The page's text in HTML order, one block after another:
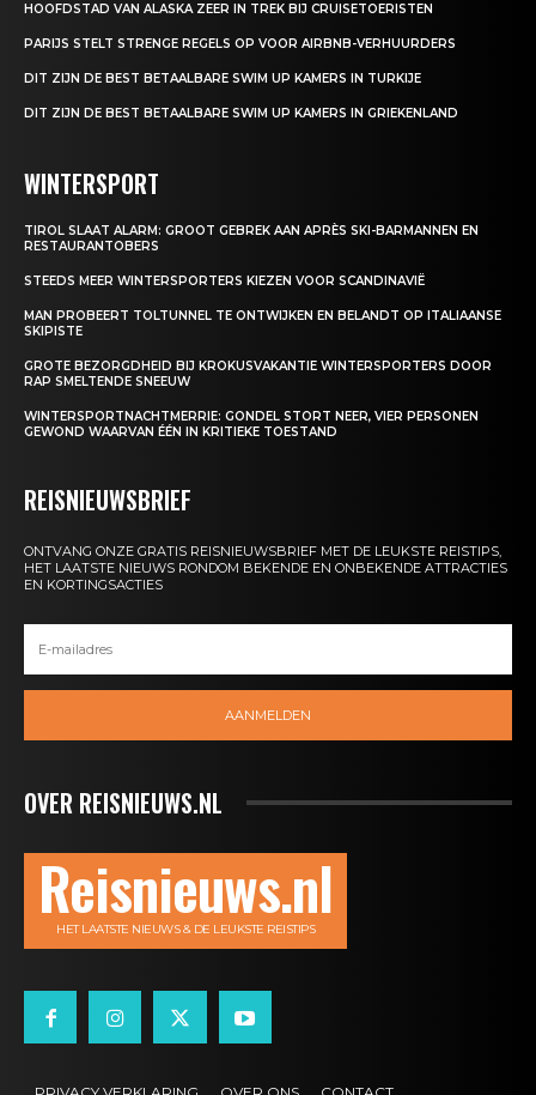
HOOFDSTAD VAN ALASKA ZEER IN TREK BIJ CRUISETOERISTEN
PARIJS STELT STRENGE REGELS OP VOOR AIRBNB-VERHUURDERS
DIT ZIJN DE BEST BETAALBARE SWIM UP KAMERS IN TURKIJE
DIT ZIJN DE BEST BETAALBARE SWIM UP KAMERS IN GRIEKENLAND
WINTERSPORT
TIROL SLAAT ALARM: GROOT GEBREK AAN APRÈS SKI-BARMANNEN EN
RESTAURANTOBERS
STEEDS MEER WINTERSPORTERS KIEZEN VOOR SCANDINAVIË
MAN PROBEERT TOLTUNNEL TE ONTWIJKEN EN BELANDT OP ITALIAANSE
SKIPISTE
GROTE BEZORGDHEID BIJ KROKUSVAKANTIE WINTERSPORTERS DOOR
RAP SMELTENDE SNEEUW
WINTERSPORTNACHTMERRIE: GONDEL STORT NEER, VIER PERSONEN
GEWOND WAARVAN ÉÉN IN KRITIEKE TOESTAND
REISNIEUWSBRIEF
ONTVANG ONZE GRATIS REISNIEUWSBRIEF MET DE LEUKSTE REISTIPS,
HET LAATSTE NIEUWS RONDOM BEKENDE EN ONBEKENDE ATTRACTIES
EN KORTINGSACTIES
AANMELDEN
OVER REISNIEUWS.NL
Reisnieuws.nl
HET LAATSTE NIEUWS & DE LEUKSTE REISTIPS